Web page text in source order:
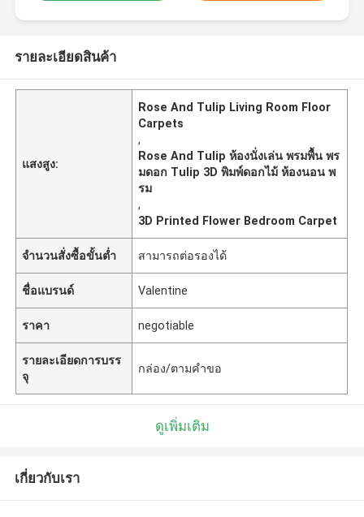
รายละเอียดสินค้า
แสงสูง:
Rose And Tulip Living Room Floor
Carpets
,
Rose And Tulip ห้องนั่งเล่น พรมพื้น พร
มดอก Tulip 3D พิมพ์ดอกไม้ ห้องนอน พ
รม
,
3D Printed Flower Bedroom Carpet
จำนวนสั่งซื้อขั้นต่ำ สามารถต่อรองได้
ชื่อแบรนด์ Valentine
ราคา negotiable
รายละเอียดการบรร
จุ
กล่อง/ตามคำขอ
ดูเพิ่มเติม
เกี่ยวกับเรา